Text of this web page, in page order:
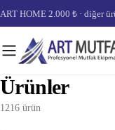
ART HOME 2.000 ₺ · diğer
Ürünler
1216 ürün